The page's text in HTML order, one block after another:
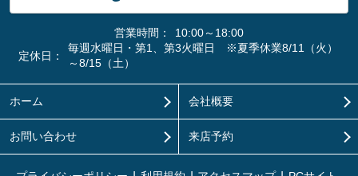
営業時間：
10:00～18:00
定休日：
毎週水曜日・第1、第3火曜日 ※夏季休業8/11（火）
～8/15（土）
ホーム 会社概要
お問い合わせ 来店予約